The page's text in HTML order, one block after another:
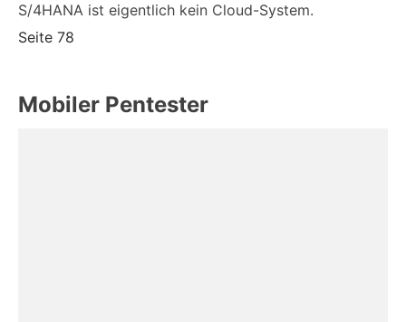
S/4HANA ist eigentlich kein Cloud-System.
Seite 78
Mobiler Pentester